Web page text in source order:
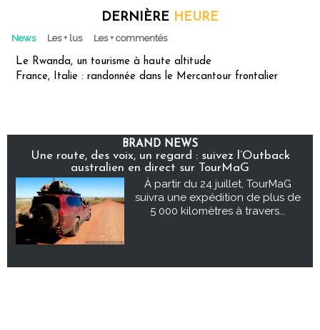
DERNIÈRE HEURE
News Les + lus Les + commentés
Le Rwanda, un tourisme à haute altitude
France, Italie : randonnée dans le Mercantour frontalier
BRAND NEWS
Une route, des voix, un regard : suivez l’Outback
australien en direct sur TourMaG
À partir du 24 juillet, TourMaG
suivra une expédition de plus de
5 000 kilomètres à travers...